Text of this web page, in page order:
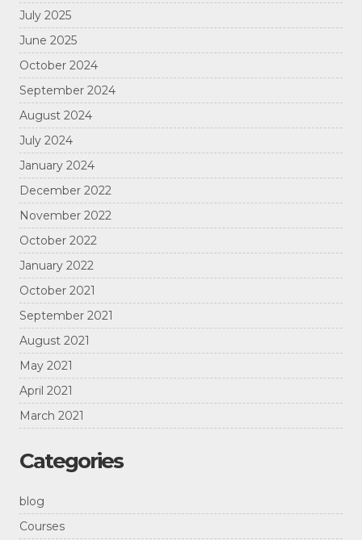
July 2025
June 2025
October 2024
September 2024
August 2024
July 2024
January 2024
December 2022
November 2022
October 2022
January 2022
October 2021
September 2021
August 2021
May 2021
April 2021
March 2021
Categories
blog
Courses